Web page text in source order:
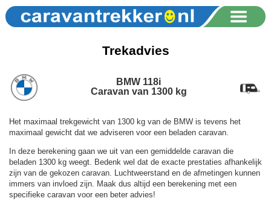
Trekadvies
BMW 118i
Caravan van 1300 kg
Het maximaal trekgewicht van 1300 kg van de BMW is tevens het
maximaal gewicht dat we adviseren voor een beladen caravan.
In deze berekening gaan we uit van een gemiddelde caravan die
beladen 1300 kg weegt. Bedenk wel dat de exacte prestaties afhankelijk
zijn van de gekozen caravan. Luchtweerstand en de afmetingen kunnen
immers van invloed zijn. Maak dus altijd een berekening met een
specifieke caravan voor een beter advies!